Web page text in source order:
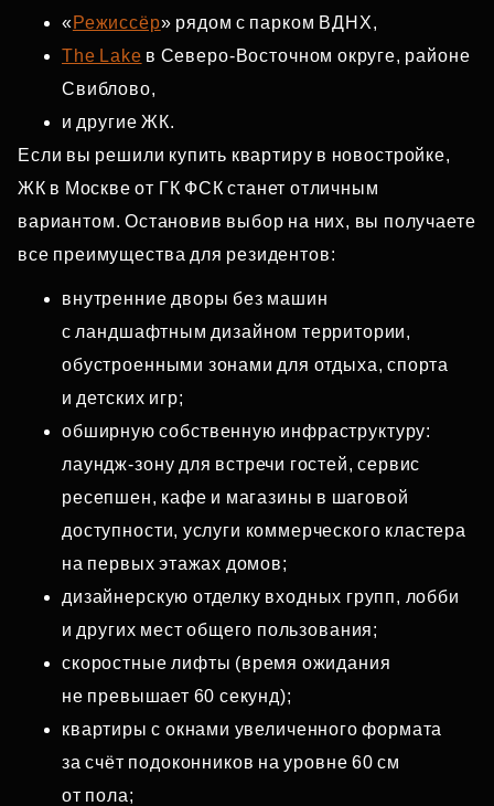
«Режиссёр» рядом с парком ВДНХ,
The Lake в Северо‑Восточном округе, районе
Свиблово,
и другие ЖК.
Если вы решили купить квартиру в новостройке,
ЖК в Москве от ГК ФСК станет отличным
вариантом. Остановив выбор на них, вы получаете
все преимущества для резидентов:
внутренние дворы без машин
с ландшафтным дизайном территории,
обустроенными зонами для отдыха, спорта
и детских игр;
обширную собственную инфраструктуру:
лаундж‑зону для встречи гостей, сервис
ресепшен, кафе и магазины в шаговой
доступности, услуги коммерческого кластера
на первых этажах домов;
дизайнерскую отделку входных групп, лобби
и других мест общего пользования;
скоростные лифты (время ожидания
не превышает 60 секунд);
квартиры с окнами увеличенного формата
за счёт подоконников на уровне 60 см
от пола;